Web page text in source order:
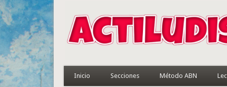
Inicio Secciones Método ABN